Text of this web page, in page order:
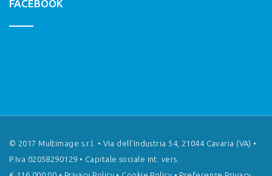
FACEBOOK
© 2017 Multimage s.r.l. • Via dell'Industria 54, 21044 Cavaria (VA) •
P.Iva 02058290129 • Capitale sociale int. vers.